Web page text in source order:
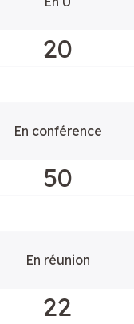
20
En conférence
50
En réunion
22